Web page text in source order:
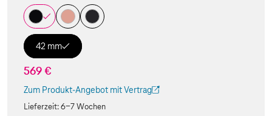
42 mm
569 €
Zum Produkt-Angebot mit Vertrag
(Der Link wird in einem neuen Tab geöffnet)
Lieferzeit:6-7 Wochen